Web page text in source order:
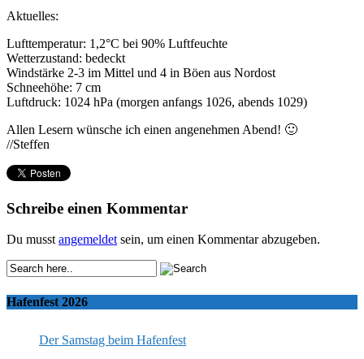
Aktuelles:
Lufttemperatur: 1,2°C bei 90% Luftfeuchte
Wetterzustand: bedeckt
Windstärke 2-3 im Mittel und 4 in Böen aus Nordost
Schneehöhe: 7 cm
Luftdruck: 1024 hPa (morgen anfangs 1026, abends 1029)
Allen Lesern wünsche ich einen angenehmen Abend! 🙂
//Steffen
Schreibe einen Kommentar
Du musst angemeldet sein, um einen Kommentar abzugeben.
Hafenfest 2026
Der Samstag beim Hafenfest